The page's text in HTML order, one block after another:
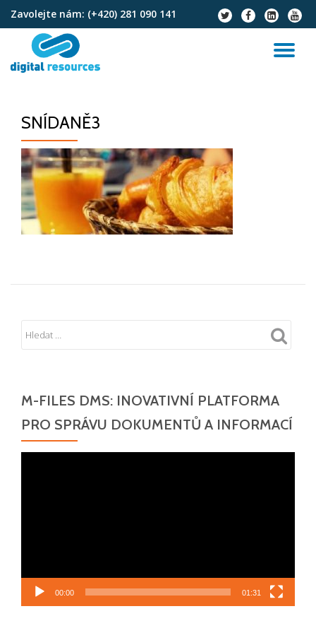
Přeskočit
obsah
Zavolejte nám: (+420) 281 090 141
fa-
twitter
fa-
facebook
fa-
linkedin-
square
fa-
SNÍDANĚ3
M-FILES DMS: INOVATIVNÍ PLATFORMA
PRO SPRÁVU DOKUMENTŮ A INFORMACÍ
00:00 01:31